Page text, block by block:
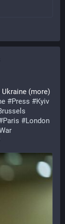
(more)
#Press #Kyiv
Paris #London